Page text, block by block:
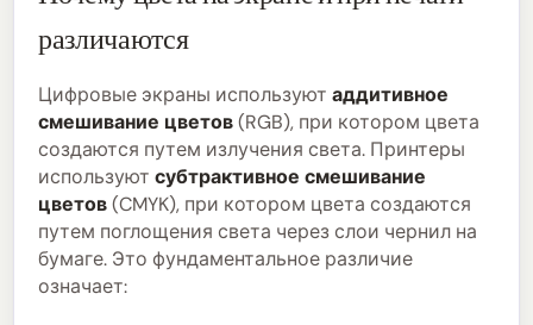
различаются
Цифровые экраны используютаддитивное
смешивание цветов(RGB), при котором цвета
создаются путем излучения света. Принтеры
используютсубтрактивное смешивание
цветов(CMYK), при котором цвета создаются
путем поглощения света через слои чернил на
бумаге. Это фундаментальное различие
означает: